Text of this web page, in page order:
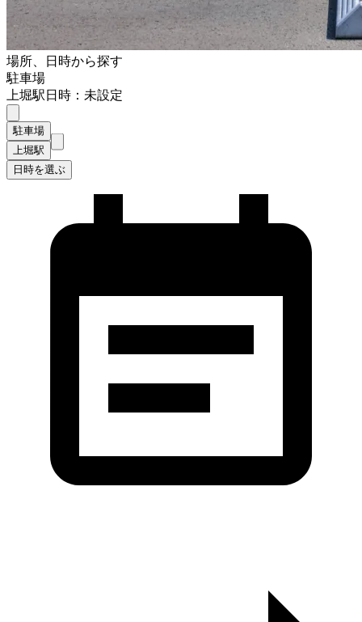
場所、日時から探す
駐車場
上堀駅日時：未設定
駐車場
上堀駅
日時を選ぶ